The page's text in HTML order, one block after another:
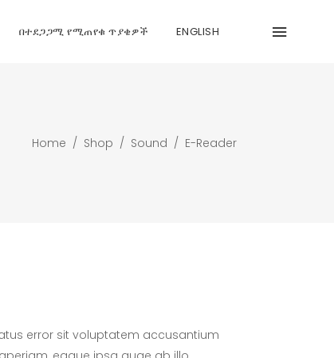
በተደጋጋሚ የሚጠየቁ ጥያቄዎች ENGLISH
Home / Shop / Sound / E-Reader
error sit voluptatem accusantium